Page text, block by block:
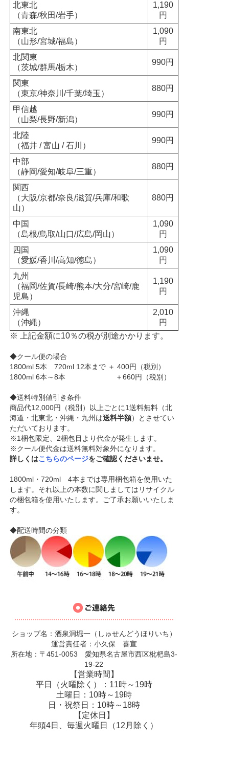
北東北
（青森/秋田/岩手）
1,190
円
南東北
（山形/宮城/福島）
1,090
円
北関東
（茨城/群馬/栃木）
990円
関東
（東京/神奈川/千葉/埼玉）
880円
甲信越
（山梨/長野/新潟）
990円
北陸
（福井 / 富山 / 石川）
990円
中部
（静岡/愛知/岐阜/三重）
880円
関西
（大阪/京都/奈良/滋賀/兵庫/和歌
山）
880円
中国
（島根/鳥取/山口/広島/岡山）
1,090
円
四国
（愛媛/香川/高知/徳島）
1,090
円
九州
（福岡/佐賀/長崎/熊本/大分/宮崎/鹿
児島）
1,190
円
沖縄
（沖縄）
2,010
円
※ 上記金額に10％の税が別途かかります。
◆クール便の場合
1800ml 5本 720ml 12本まで ＋ 400円（税別）
1800ml 6本～8本 ＋660円（税別）
◆送料特別値引き条件
商品代12,000円（税別）以上ごとに1送料無料（北
海道・北東北・沖縄・九州は送料半額）とさせてい
ただいております。
※1梱包限定、2梱包目より代金が発生します。
※クール便代金は送料無料対象外になります。
詳しくはこちらのページをご確認くださいませ。
1800ml・720ml 4本までは専用梱包箱を使用いた
します。それ以上の本数に関しましてはリサイクル
の梱包箱を使用いたします。ご了承お願いいたしま
す。
◆配送時間の分類
ショップ名：酒泉洞堀一（しゅせんどうほりいち）
運営責任者：小久保 喜宣
所在地：〒451-0053 愛知県名古屋市西区枇杷島3-
19-22
【営業時間】
平日（火曜除く）：11時～19時
土曜日：10時～19時
日・祝祭日：10時～18時
【定休日】
年頭4日、毎週火曜日（12月除く）